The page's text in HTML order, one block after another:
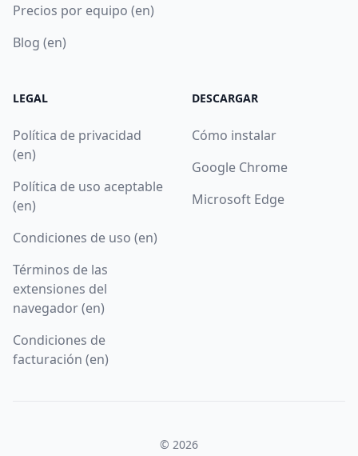
Precios por equipo (en)
Blog (en)
LEGAL
Política de privacidad
(en)
Política de uso aceptable
(en)
Condiciones de uso (en)
Términos de las
extensiones del
navegador (en)
Condiciones de
facturación (en)
DESCARGAR
Cómo instalar
Google Chrome
Microsoft Edge
© 2026